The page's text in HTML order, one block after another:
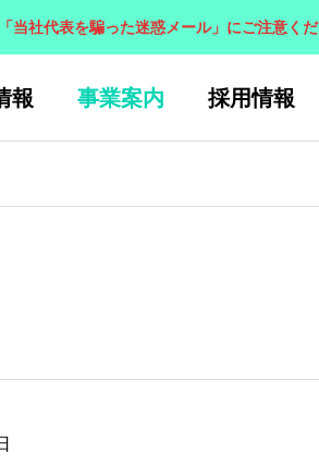
「当社代表を騙った迷惑メール」にご注意くだ
報 事業案内 採用情報